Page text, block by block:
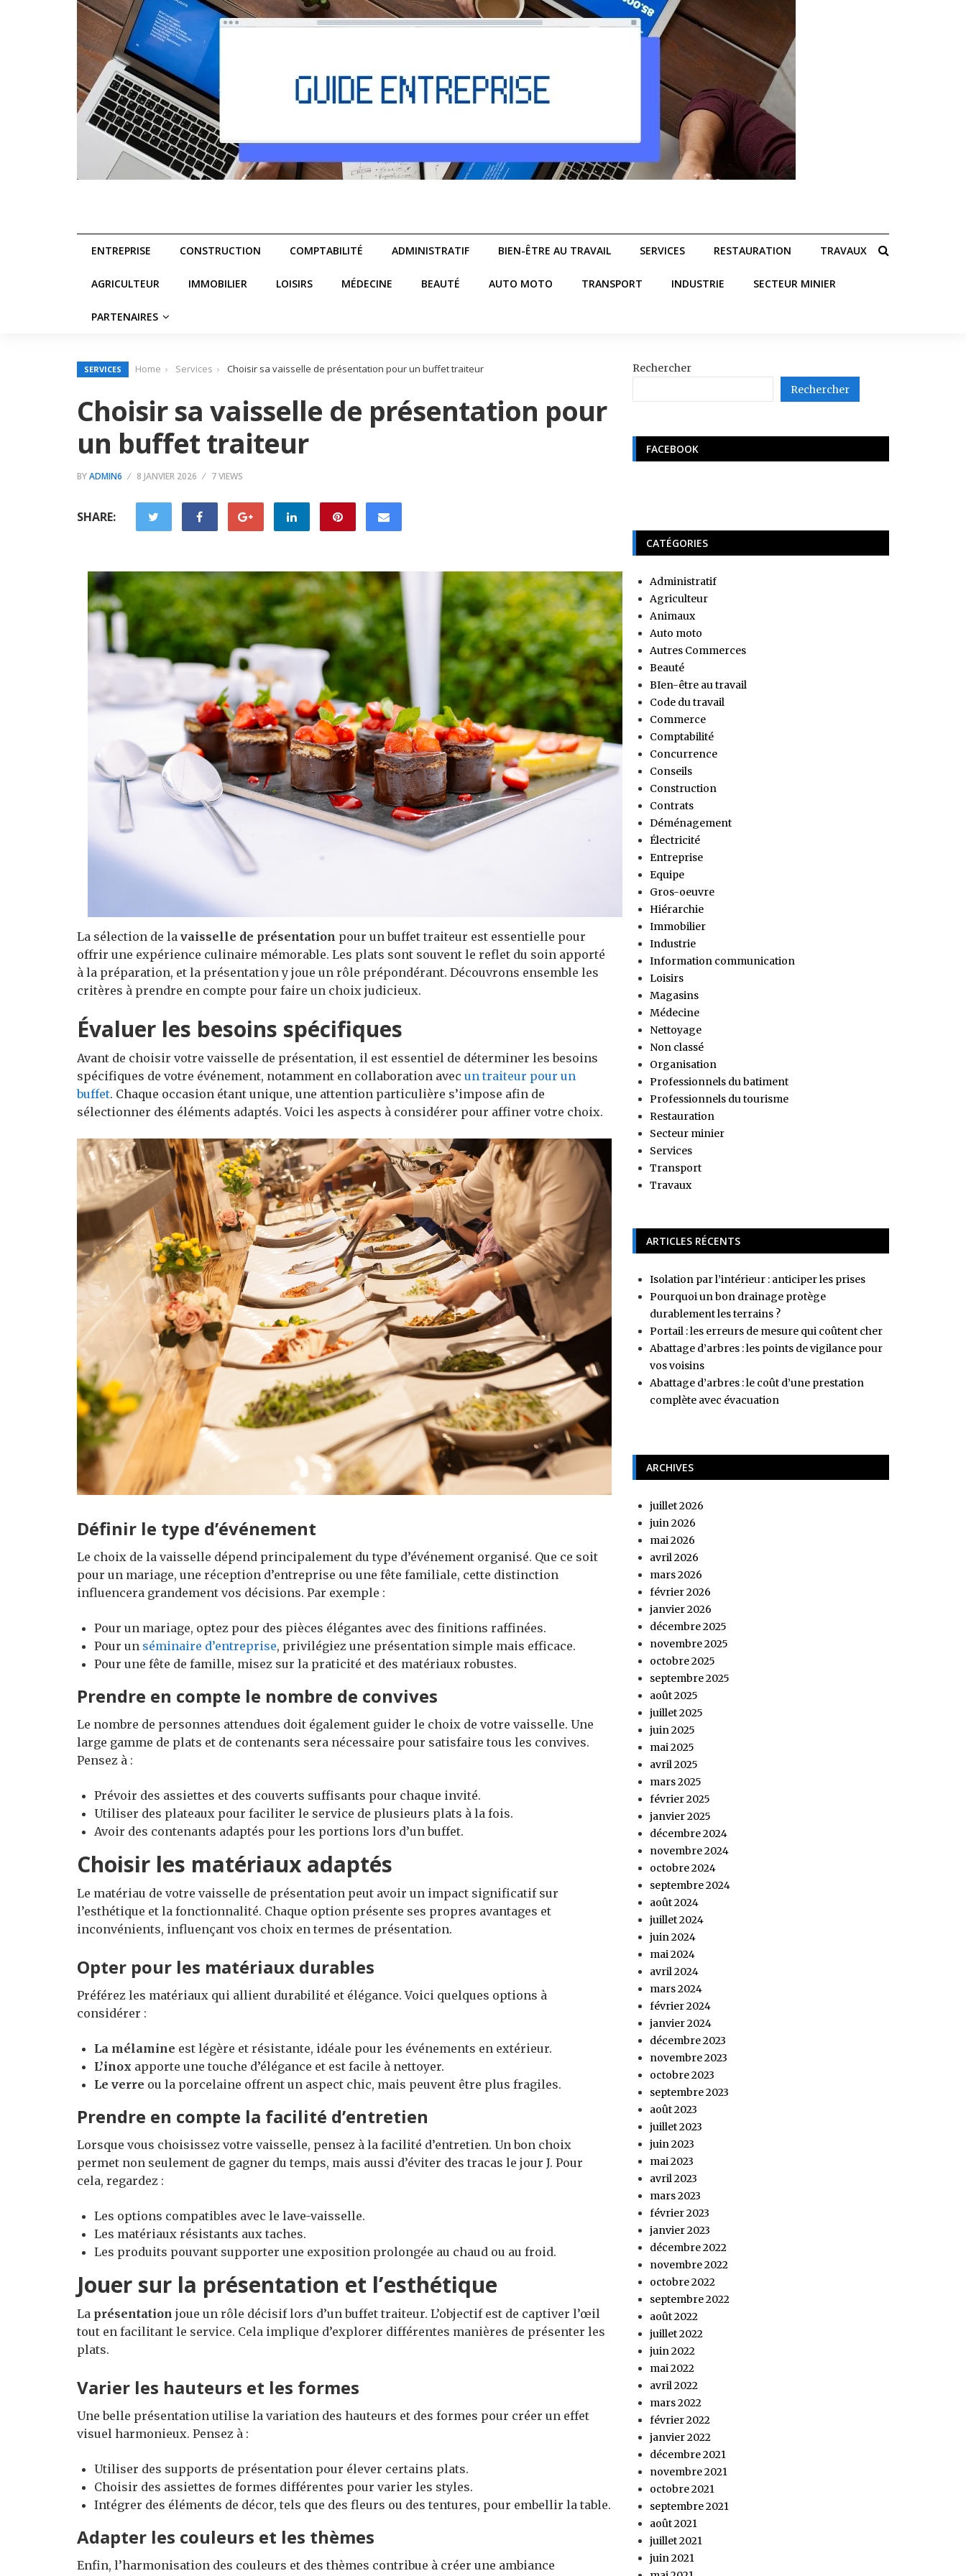
ENTREPRISE CONSTRUCTION COMPTABILITÉ ADMINISTRATIF BIEN-ÊTRE AU TRAVAIL SERVICES RESTAURATION TRAVAUX
AGRICULTEUR IMMOBILIER LOISIRS MÉDECINE BEAUTÉ AUTO MOTO TRANSPORT INDUSTRIE SECTEUR MINIER
PARTENAIRES
SERVICES Home Services Choisir sa vaisselle de présentation pour un buffet traiteur
Choisir sa vaisselle de présentation pour
un buffet traiteur
BYADMIN6 8 JANVIER 2026 7 VIEWS
SHARE:
La sélection de la vaisselle de présentation pour un buffet traiteur est essentielle pour
offrir une expérience culinaire mémorable. Les plats sont souvent le reflet du soin apporté
à la préparation, et la présentation y joue un rôle prépondérant. Découvrons ensemble les
critères à prendre en compte pour faire un choix judicieux.
Évaluer les besoins spécifiques
Avant de choisir votre vaisselle de présentation, il est essentiel de déterminer les besoins
spécifiques de votre événement, notamment en collaboration avec un traiteur pour un
buffet. Chaque occasion étant unique, une attention particulière s’impose afin de
sélectionner des éléments adaptés. Voici les aspects à considérer pour affiner votre choix.
Définir le type d’événement
Le choix de la vaisselle dépend principalement du type d’événement organisé. Que ce soit
pour un mariage, une réception d’entreprise ou une fête familiale, cette distinction
influencera grandement vos décisions. Par exemple :
Pour un mariage, optez pour des pièces élégantes avec des finitions raffinées.
Pour un séminaire d’entreprise, privilégiez une présentation simple mais efficace.
Pour une fête de famille, misez sur la praticité et des matériaux robustes.
Prendre en compte le nombre de convives
Le nombre de personnes attendues doit également guider le choix de votre vaisselle. Une
large gamme de plats et de contenants sera nécessaire pour satisfaire tous les convives.
Pensez à :
Prévoir des assiettes et des couverts suffisants pour chaque invité.
Utiliser des plateaux pour faciliter le service de plusieurs plats à la fois.
Avoir des contenants adaptés pour les portions lors d’un buffet.
Choisir les matériaux adaptés
Le matériau de votre vaisselle de présentation peut avoir un impact significatif sur
l’esthétique et la fonctionnalité. Chaque option présente ses propres avantages et
inconvénients, influençant vos choix en termes de présentation.
Opter pour les matériaux durables
Préférez les matériaux qui allient durabilité et élégance. Voici quelques options à
considérer :
La mélamine est légère et résistante, idéale pour les événements en extérieur.
L’inox apporte une touche d’élégance et est facile à nettoyer.
Le verre ou la porcelaine offrent un aspect chic, mais peuvent être plus fragiles.
Prendre en compte la facilité d’entretien
Lorsque vous choisissez votre vaisselle, pensez à la facilité d’entretien. Un bon choix
permet non seulement de gagner du temps, mais aussi d’éviter des tracas le jour J. Pour
cela, regardez :
Les options compatibles avec le lave-vaisselle.
Les matériaux résistants aux taches.
Les produits pouvant supporter une exposition prolongée au chaud ou au froid.
Jouer sur la présentation et l’esthétique
La présentation joue un rôle décisif lors d’un buffet traiteur. L’objectif est de captiver l’œil
tout en facilitant le service. Cela implique d’explorer différentes manières de présenter les
plats.
Varier les hauteurs et les formes
Une belle présentation utilise la variation des hauteurs et des formes pour créer un effet
visuel harmonieux. Pensez à :
Utiliser des supports de présentation pour élever certains plats.
Choisir des assiettes de formes différentes pour varier les styles.
Intégrer des éléments de décor, tels que des fleurs ou des tentures, pour embellir la table.
Adapter les couleurs et les thèmes
Enfin, l’harmonisation des couleurs et des thèmes contribue à créer une ambiance
Rechercher
Rechercher
FACEBOOK
CATÉGORIES
Administratif
Agriculteur
Animaux
Auto moto
Autres Commerces
Beauté
BIen-être au travail
Code du travail
Commerce
Comptabilité
Concurrence
Conseils
Construction
Contrats
Déménagement
Électricité
Entreprise
Equipe
Gros-oeuvre
Hiérarchie
Immobilier
Industrie
Information communication
Loisirs
Magasins
Médecine
Nettoyage
Non classé
Organisation
Professionnels du batiment
Professionnels du tourisme
Restauration
Secteur minier
Services
Transport
Travaux
ARTICLES RÉCENTS
Isolation par l’intérieur : anticiper les prises
Pourquoi un bon drainage protège
durablement les terrains ?
Portail : les erreurs de mesure qui coûtent cher
Abattage d’arbres : les points de vigilance pour
vos voisins
Abattage d’arbres : le coût d’une prestation
complète avec évacuation
ARCHIVES
juillet 2026
juin 2026
mai 2026
avril 2026
mars 2026
février 2026
janvier 2026
décembre 2025
novembre 2025
octobre 2025
septembre 2025
août 2025
juillet 2025
juin 2025
mai 2025
avril 2025
mars 2025
février 2025
janvier 2025
décembre 2024
novembre 2024
octobre 2024
septembre 2024
août 2024
juillet 2024
juin 2024
mai 2024
avril 2024
mars 2024
février 2024
janvier 2024
décembre 2023
novembre 2023
octobre 2023
septembre 2023
août 2023
juillet 2023
juin 2023
mai 2023
avril 2023
mars 2023
février 2023
janvier 2023
décembre 2022
novembre 2022
octobre 2022
septembre 2022
août 2022
juillet 2022
juin 2022
mai 2022
avril 2022
mars 2022
février 2022
janvier 2022
décembre 2021
novembre 2021
octobre 2021
septembre 2021
août 2021
juillet 2021
juin 2021